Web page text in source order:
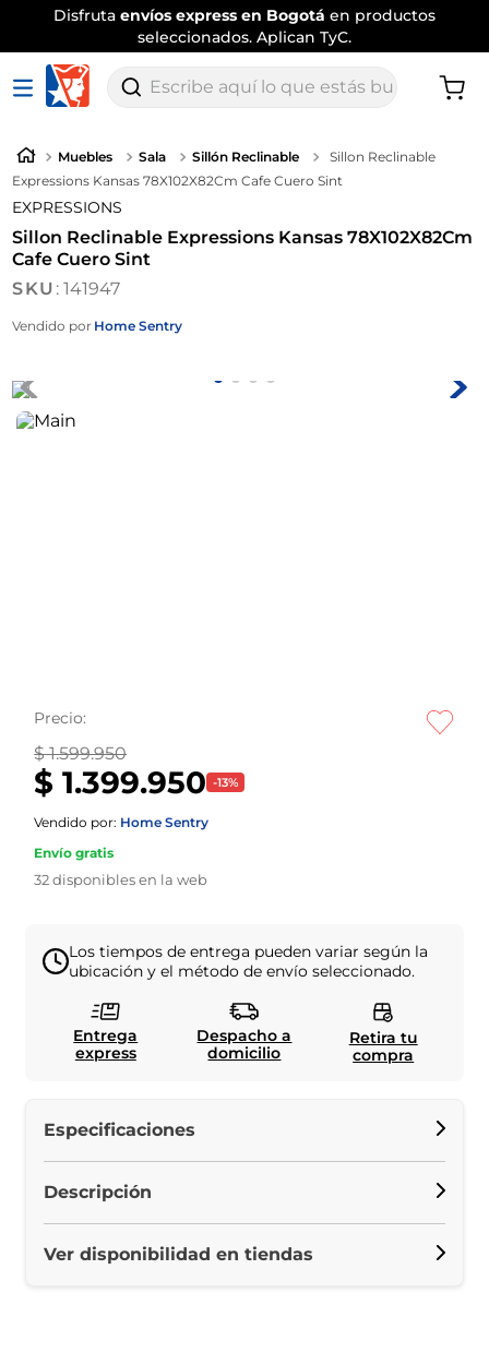
Disfruta envíos express en Bogotá en productos
seleccionados. Aplican TyC.
Escribe aquí lo que estás buscando
Muebles Sala Sillón Reclinable
Sillon Reclinable
Expressions Kansas 78X102X82Cm Cafe Cuero Sint
EXPRESSIONS
Sillon Reclinable Expressions Kansas 78X102X82Cm
Cafe Cuero Sint
:141947
Vendido por Home Sentry
Precio:
$ 1.599.950
$ 1.399.950 -13%
Vendido por: Home Sentry
Envío gratis
32disponibles en la web
Los tiempos de entrega pueden variar según la
ubicación y el método de envío seleccionado.
Entrega
express
Despacho a
domicilio
Retira tu
compra
Especificaciones
Descripción
Ver disponibilidad en tiendas